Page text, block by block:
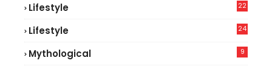
Lifestyle
22
Lifestyle
24
Mythological 9